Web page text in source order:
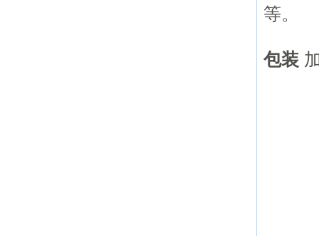
等。
包装